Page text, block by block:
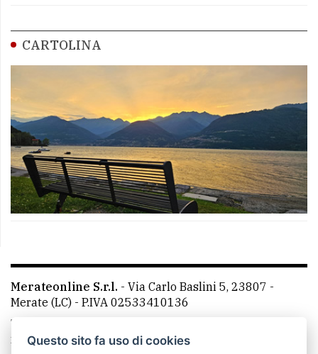
CARTOLINA
Merateonline S.r.l. - Via Carlo Baslini 5, 23807 -
Merate (LC) - P.IVA 02533410136
Telefono:
mail: redazione@leccoonline.com
Questo sito fa uso di cookies